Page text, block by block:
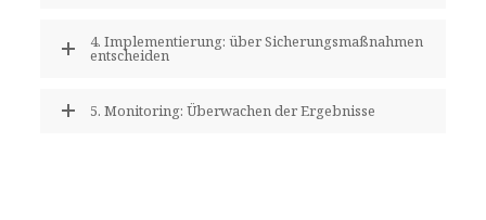
4. Implementierung: über Sicherungsmaßnahmen
entscheiden
5. Monitoring: Überwachen der Ergebnisse